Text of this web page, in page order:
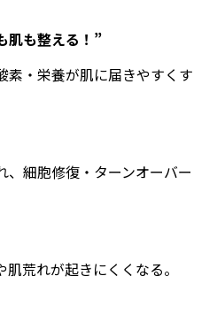
肌も整える！”
素・栄養が肌に届きやすくす
細胞修復・ターンオーバー
荒れが起きにくくなる。